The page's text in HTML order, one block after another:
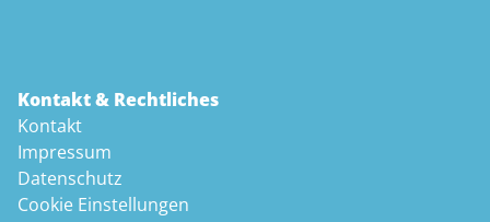
Kontakt & Rechtliches
Kontakt
Impressum
Datenschutz
Cookie Einstellungen